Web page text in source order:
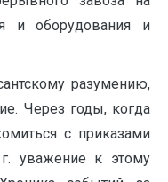
и оборудования и
разумению,
Через годы, когда
с приказами
уважение к этому